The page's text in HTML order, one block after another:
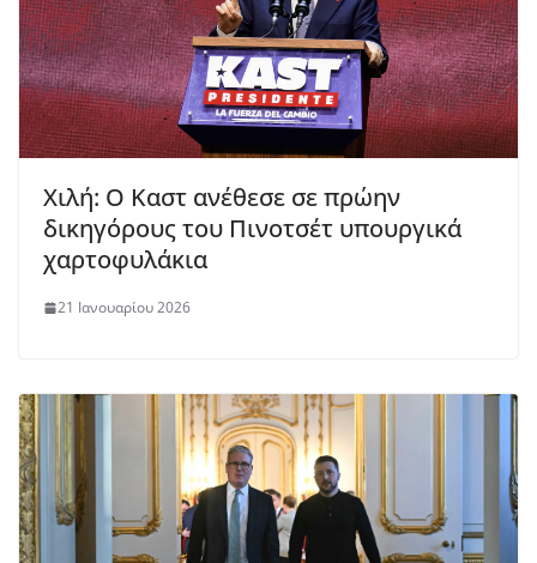
Χιλή: Ο Καστ ανέθεσε σε πρώην
δικηγόρους του Πινοτσέτ υπουργικά
χαρτοφυλάκια
21 Ιανουαρίου 2026